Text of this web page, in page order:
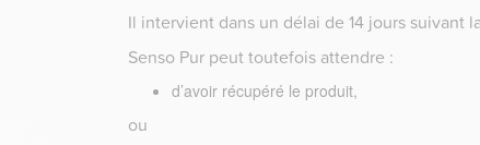
Il intervient dans un délai de 14 jours suivant
Senso Pur peut toutefois attendre :
d’avoir récupéré le produit,
ou